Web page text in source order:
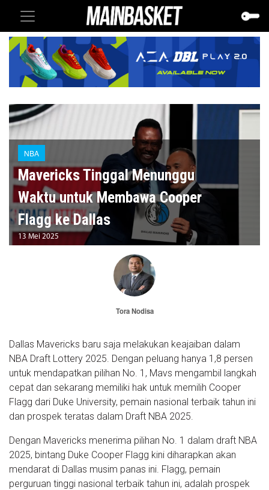
NBA
Mavericks Tinggal Menunggu
Waktu untuk Membawa Cooper
Flagg ke Dallas
13 Mei 2025
Tora Nodisa
Dallas Mavericks baru saja melakukan keajaiban dalam
NBA Draft Lottery 2025. Dengan peluang hanya 1,8 persen
untuk mendapatkan pilihan No. 1, Mavs mengambil langkah
cepat dan sekarang memiliki hak untuk memilih Cooper
Flagg dari Duke University, pemain nasional terbaik tahun ini
dan prospek teratas dalam Draft NBA 2025.
Dengan Mavericks menerima pilihan No. 1 dalam draft NBA
2025, bintang Duke Cooper Flagg kini diharapkan akan
mendarat di Dallas musim panas ini. Flagg, pemain
perguruan tinggi nasional terbaik tahun ini, adalah prospek